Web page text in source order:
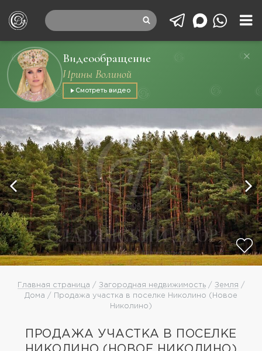
Видеообращение
Ирины Волиной
Смотреть видео
Главная страница / Загородная недвижимость/ Земля /
Дома / Продажа участка в поселке Николино (Новое
Николино)
ПРОДАЖА УЧАСТКА В ПОСЕЛКЕ